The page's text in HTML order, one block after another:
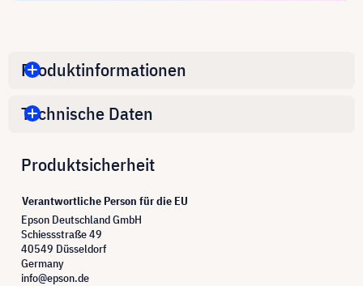
Produktinformationen
Technische Daten
Produktsicherheit
Verantwortliche Person für die EU
Epson Deutschland GmbH
Schiessstraße 49
40549 Düsseldorf
Germany
info@epson.de